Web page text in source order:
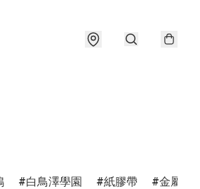
白鳥澤學園 紙膠帶 金屬書